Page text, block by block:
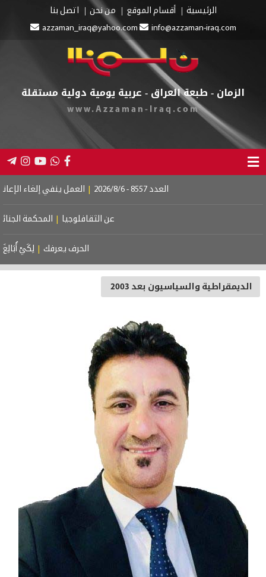
الرئيسية أقسام الموقع من نحن
اتصل بنا
azzaman_iraq@yahoo.com
info@azzaman-iraq.com
الزمان - طبعة العراق - عربية يومية دولية مستقلة
www.Azzaman-Iraq.com
العدد 8557 - 2026/8/6 | العمل ينفي إلغاء الإعانة
عن الثقافلوجيا | المحكمة الجنائية
الحرف يعرفك | لِكَيْ أُبَالِغَ
الديمقراطية والسياسيون بعد 2003